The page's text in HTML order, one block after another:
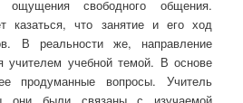
ощущения свободного общения.
казаться, что занятие и его ход
В реальности же, направление
учителем учебной темой. В основе
продуманные вопросы. Учитель